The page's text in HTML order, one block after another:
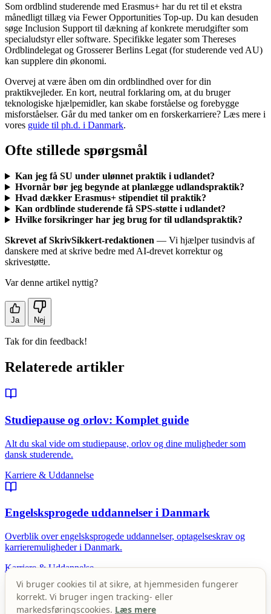
Vi bruger cookies til at sikre, at hjemmesiden fungerer
korrekt. Vi bruger ingen tracking- eller
markedsføringscookies. Læs mere
Som ordblind studerende med Erasmus+ har du ret til et ekstra
månedligt tillæg via Fewer Opportunities Top-up. Du kan desuden
søge Inclusion Support til dækning af konkrete merudgifter som
specialudstyr eller software. Specifikke legater som Thereses
Ordblindelegat og Grosserer Berlins Legat (for studerende ved AU)
kan supplere din økonomi.
Overvej at være åben om din ordblindhed over for din
praktikvejleder. En kort, neutral forklaring om, at du bruger
teknologiske hjælpemidler, kan skabe forståelse og forebygge
misforståelser. Går du med tanker om en forskerkarriere? Læs mere i
vores guide til ph.d. i Danmark.
Ofte stillede spørgsmål
Kan jeg få SU under ulønnet praktik i udlandet?
Hvornår bør jeg begynde at planlægge udlandspraktik?
Hvad dækker Erasmus+ stipendiet til praktik?
Kan ordblinde studerende få SPS-støtte i udlandet?
Hvilke forsikringer har jeg brug for til udlandspraktik?
Skrevet af SkrivSikkert-redaktionen — Vi hjælper tusindvis af
danskere med at skrive bedre med AI-drevet korrektur og
skrivestøtte.
Var denne artikel nyttig?
Ja Nej
Tak for din feedback!
Relaterede artikler
Studiepause og orlov: Komplet guide
Alt du skal vide om studiepause, orlov og dine muligheder som
dansk studerende.
Karriere & Uddannelse
Engelsksprogede uddannelser i Danmark
Overblik over engelsksprogede uddannelser, optagelseskrav og
karrieremuligheder i Danmark.
Karriere & Uddannelse
Ph.d. i Danmark: Guide til forskeruddannelsen